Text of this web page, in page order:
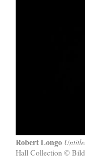
Robert Longo
Hall Collection ©